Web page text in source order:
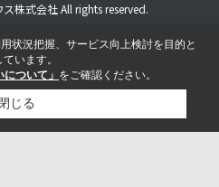
株式会社 All rights reserved.
状況把握、サービス向上検討を目的と
います。
ついて」 をご確認ください。
閉じる